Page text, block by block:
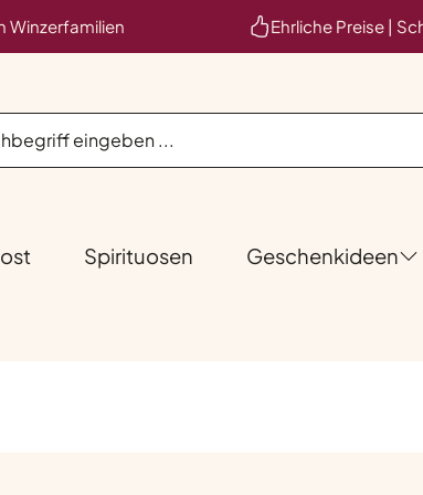
Winzerfamilien Ehrliche Preise |
Spirituosen Geschenkideen